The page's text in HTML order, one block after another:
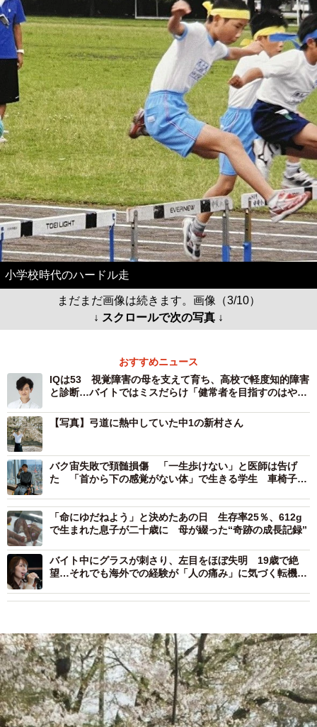
小学校時代のハードル走
まだまだ画像は続きます。画像（3/10）
↓ スクロールで次の写真 ↓
おすすめニュース
IQは53 視覚障害の母を支えて育ち、高校で軽度知的障害
と診断…バイトではミスだらけ「健常者を目指すのはやめ
【写真】弓道に熱中していた中1の新村さん
バク宙失敗で頚髄損傷 「一生歩けない」と医師は告げ
た 「首から下の感覚がない体」で生きる学生 車椅子で
「命にゆだねよう」と決めたあの日 生存率25％、612g
で生まれた息子が二十歳に 母が綴った“奇跡の成長記録”
バイト中にグラスが刺さり、左目をほぼ失明 19歳で絶
望…それでも海外での経験が「人の痛み」に気づく転機